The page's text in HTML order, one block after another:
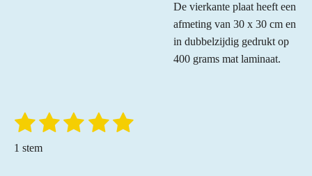
De vierkante plaat heeft een
afmeting van 30 x 30 cm en
in dubbelzijdig gedrukt op
400 grams mat laminaat.
R
t
1
s
2
s
3
4 5
S
1 stem